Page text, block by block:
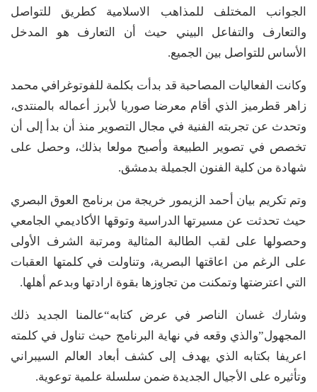
الجوانب المختلف للمذاهب الاسلامية كطريق للتواصل
والتعارف والتفاعل البيني حيث أن التعارف هو المدخل
الأساس للتواصل بين الجميع.
وكانت الفعاليات المصاحبة قد بدأت بكلمة للفوتوغرافي محمد
زاهر قطرميز الذي أقام معرضا صوريا لأبرز أعماله بالمنتدى،
وتحدث عن تجربته الفنية في مجال التصوير منذ أن بدأ إلى أن
تخصص في تصوير الطبيعة وأصبح مولعا بذلك، وحصل على
شهادة من كلية الفنون الجميلة بدمشق.
وتم تكريم بيان أحمد الزيمور خريجة من برنامج العوق البصري
حيث تحدثت عن مسيرتها الدراسية وتوقها الأكاديمي الجامعي
وحصولها على لقب الطالبة المثالية ومرتبة الشرف الأولى
على الرغم من اعاقتها البصرية، وتناولت في كلمتها العقبات
التي اعترضتها وتمكنت من تجاوزها بقوة ارادتها وبدعم أهلها.
وشارك غسان الناصر في عرض كتابه“عالمنا الجديد ذلك
المجهول”والذي وقعه في نهاية البرنامج حيث تناول في كلمته
اعريفا بكتابه الذي يهدف إلى كشف أبعاد العالم السيبراني
وتأثيره على الأجيال الجديدة ضمن سلسلة علمية توعوية.